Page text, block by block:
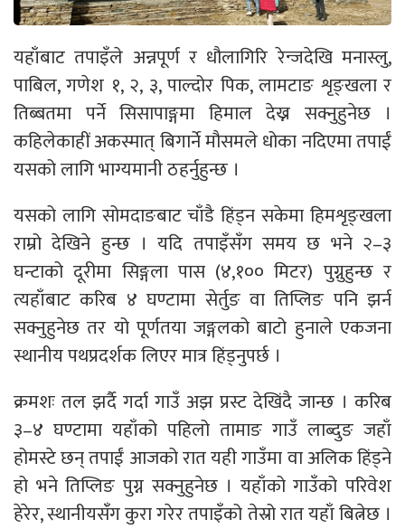
यहाँबाट तपाइँले अन्नपूर्ण र धौलागिरि रेन्जदेखि मनास्लु,
पाबिल, गणेश १, २, ३, पाल्दोर पिक, लामटाङ शृङ्खला र
तिब्बतमा पर्ने सिसापाङ्गमा हिमाल देख्न सक्नुहुनेछ ।
कहिलेकाहीं अकस्मात् बिगार्ने मौसमले धोका नदिएमा तपाईं
यसको लागि भाग्यमानी ठहर्नुहुन्छ ।
यसको लागि सोमदाङबाट चाँडै हिंड्न सकेमा हिमशृङ्खला
राम्रो देखिने हुन्छ । यदि तपाइँसँग समय छ भने २–३
घन्टाको दूरीमा सिङ्गला पास (४,१०० मिटर) पुग्नुहुन्छ र
त्यहाँबाट करिब ४ घण्टामा सेर्तुङ वा तिप्लिङ पनि झर्न
सक्नुहुनेछ तर यो पूर्णतया जङ्गलको बाटो हुनाले एकजना
स्थानीय पथप्रदर्शक लिएर मात्र हिंड्नुपर्छ ।
क्रमशः तल झर्दै गर्दा गाउँ अझ प्रस्ट देखिंदै जान्छ । करिब
३–४ घण्टामा यहाँको पहिलो तामाङ गाउँ लाब्दुङ जहाँ
होमस्टे छन् तपाईं आजको रात यही गाउँमा वा अलिक हिंड्ने
हो भने तिप्लिङ पुग्न सक्नुहुनेछ । यहाँको गाउँको परिवेश
हेरेर, स्थानीयसंँग कुरा गरेर तपाइँको तेस्रो रात यहाँ बित्नेछ ।